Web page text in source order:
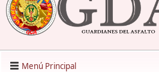
Menú Principal